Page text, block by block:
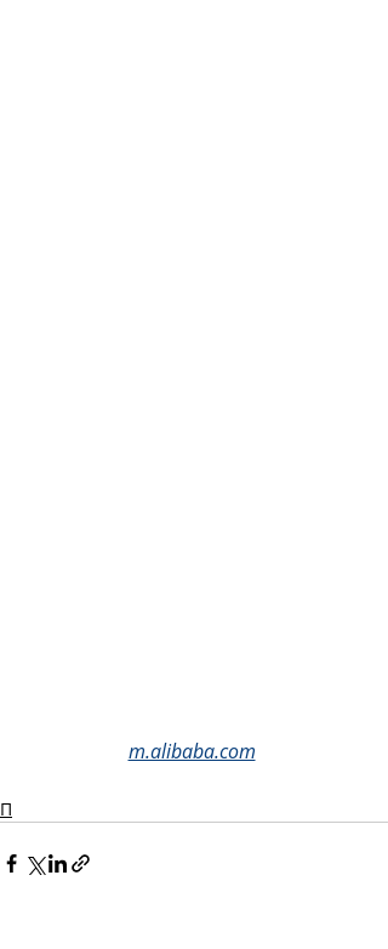
m.alibaba.com
П